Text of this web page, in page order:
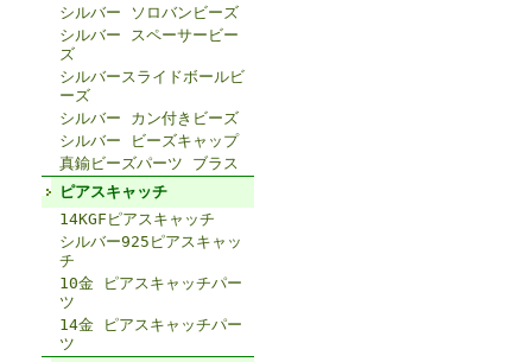
シルバー ソロバンビーズ
シルバー スペーサービー
ズ
シルバースライドボールビ
ーズ
シルバー カン付きビーズ
シルバー ビーズキャップ
真鍮ビーズパーツ ブラス
ピアスキャッチ
14KGFピアスキャッチ
シルバー925ピアスキャッ
チ
10金 ピアスキャッチパー
ツ
14金 ピアスキャッチパー
ツ